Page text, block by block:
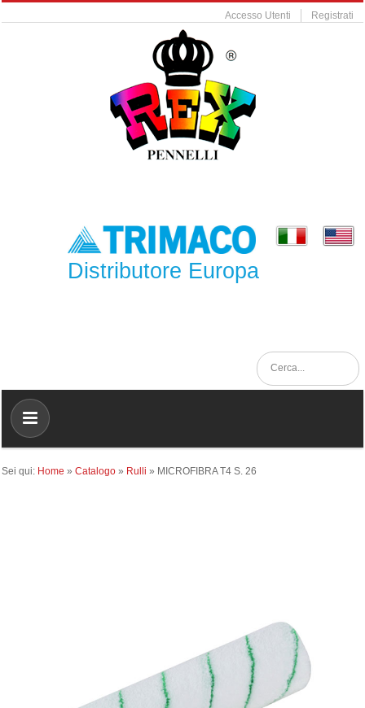
Accesso Utenti Registrati
Distributore Europa
Sei qui: Home » Catalogo » Rulli » MICROFIBRA T4 S. 26